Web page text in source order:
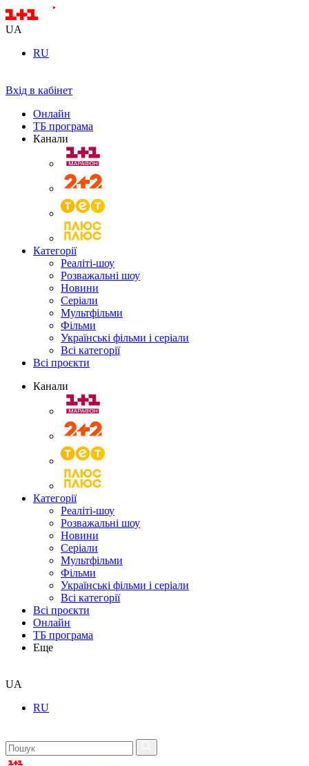
UA
RU
Вхід в кабінет
Онлайн
ТБ програма
Канали
Категорії
Реаліті-шоу
Розважальні шоу
Новини
Серіали
Мультфільми
Фільми
Українські фільми і серіали
Всі категорії
Всі проєкти
Канали
Категорії
Реаліті-шоу
Розважальні шоу
Новини
Серіали
Мультфільми
Фільми
Українські фільми і серіали
Всі категорії
Всі проєкти
Онлайн
ТБ програма
Еще
UA
RU